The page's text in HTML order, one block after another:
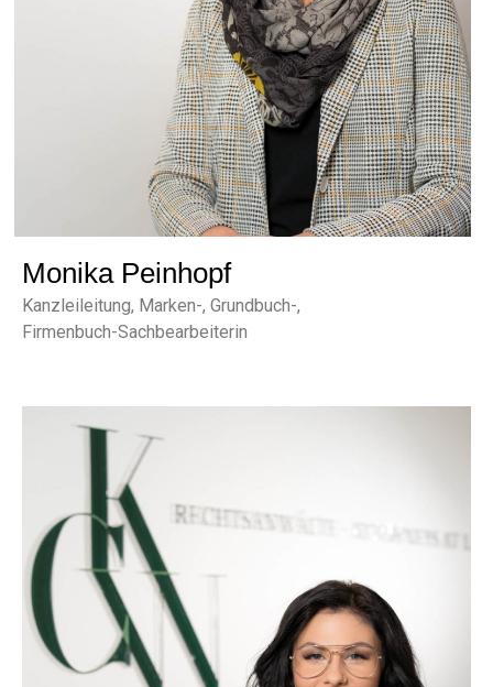
Monika Peinhopf
Kanzleileitung, Marken-, Grundbuch-,
Firmenbuch-Sachbearbeiterin